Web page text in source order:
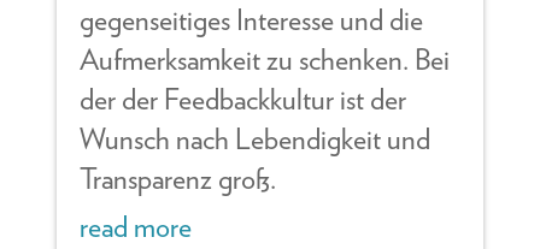
gegenseitiges Interesse und die
Aufmerksamkeit zu schenken. Bei
der der Feedbackkultur ist der
Wunsch nach Lebendigkeit und
Transparenz groß.
read more